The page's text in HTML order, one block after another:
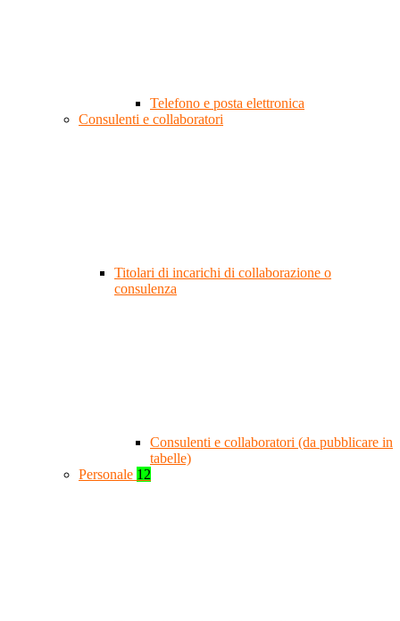
Telefono e posta elettronica
Consulenti e collaboratori
Titolari di incarichi di collaborazione o
consulenza
Consulenti e collaboratori (da pubblicare in
tabelle)
Personale 12